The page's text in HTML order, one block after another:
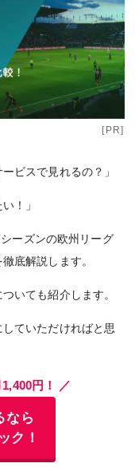
[PR]
ビスで見れるの？」
！」
ーズンの欧州リーグ
底解説します。
いても紹介します。
ていただければと思
円！ ／
なら
ク！